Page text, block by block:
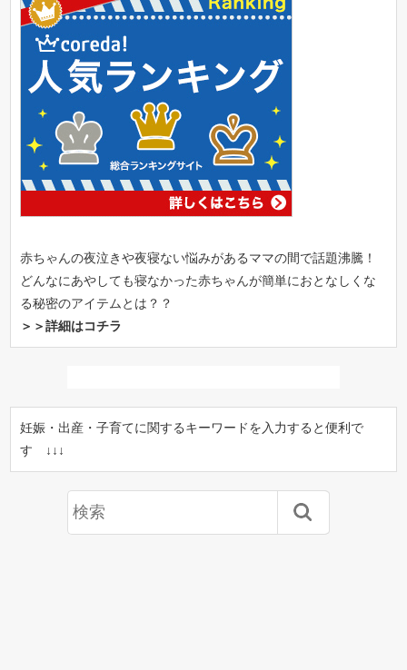
赤ちゃんの夜泣きや夜寝ない悩みがあるママの間で話題沸騰！
どんなにあやしても寝なかった赤ちゃんが簡単におとなしくな
る秘密のアイテムとは？？
＞＞詳細はコチラ
妊娠・出産・子育てに関するキーワードを入力すると便利で
す ↓↓↓